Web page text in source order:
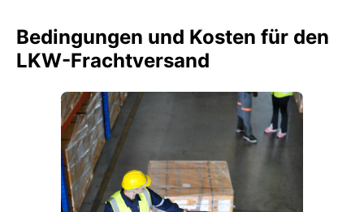
Bedingungen und Kosten für den
LKW-Frachtversand